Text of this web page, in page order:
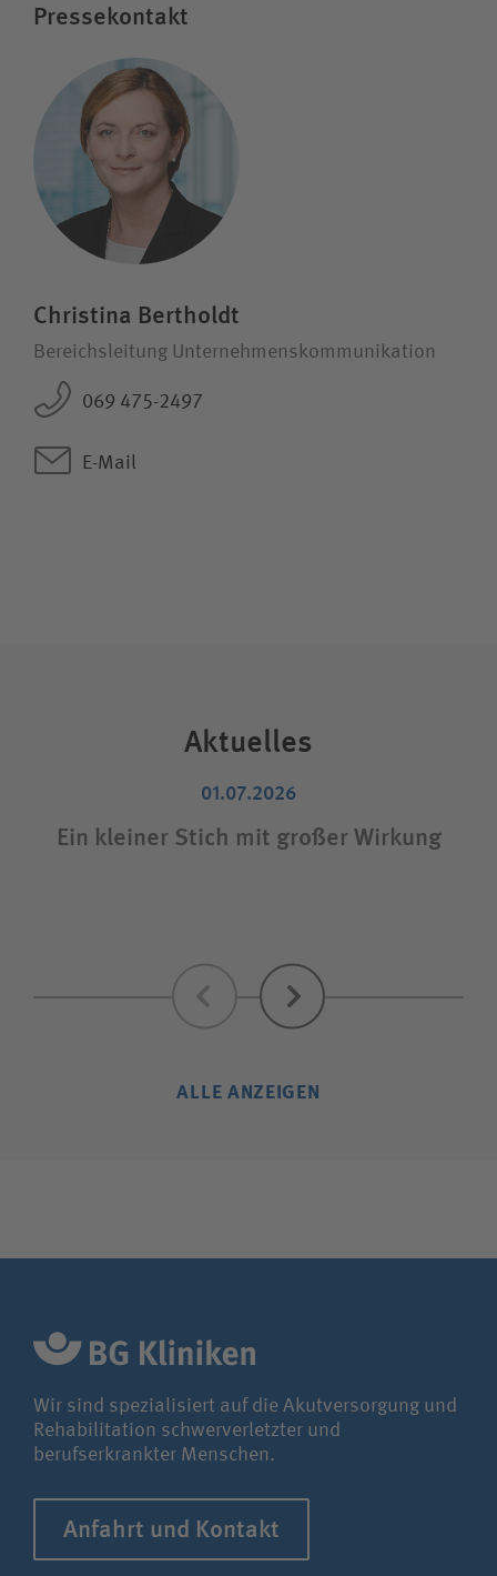
Pressekontakt
Christina Bertholdt
Bereichsleitung Unternehmenskommunikation
069 475-2497
E-Mail
Aktuelles
01.07.2026
Ein kleiner Stich mit großer Wirkung
Zurück Weiter
ALLE ANZEIGEN
Wir sind spezialisiert auf die Akutversorgung und
Rehabilitation schwerverletzter und
berufserkrankter Menschen.
Anfahrt und Kontakt